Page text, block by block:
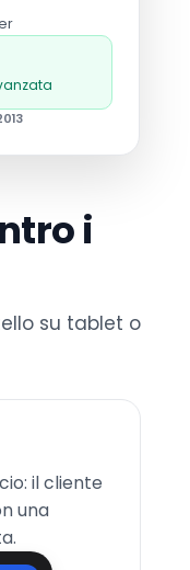
i
su tablet o
il cliente
una